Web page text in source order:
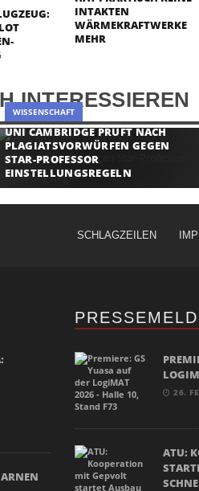
INTAKTEN
WÄRMEKRAFTWERKE
MEHR
INTERESSIEREN
WISSENSCHAFT
UNI CAMBRIDGE PRÜFT NACH
PLAGIATSVORWÜRFEN GEGEN
STAR-PROFESSOR
EINSTELLUNGSREGELN
SCHLAGZEILEN
26.
ATU: